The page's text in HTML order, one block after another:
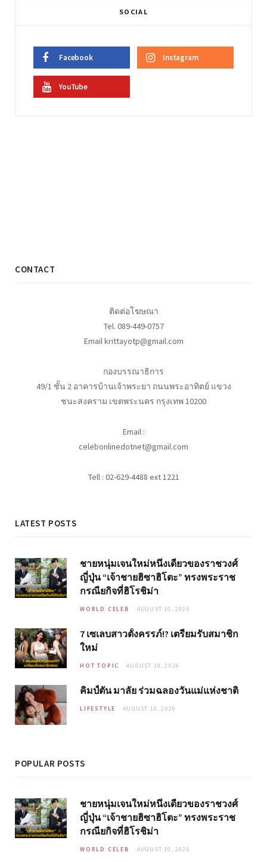
SOCIAL
Facebook Instagram
YouTube
CONTACT
ติดต่อโฆษณา
Tel. 089-449-0757
Email krittayotp@gmail.com
กองบรรณาธิการ
49/1 ชั้น 2 อาคารบ้านเจ้าพระยา ถนนพระอาทิตย์ แขวง
ชนะสงคราม เขตพระนคร กรุงเทพ 10200
Email :
celebonlinedotnet@gmail.com
Tell : 02-629-4488 ext 1221
LATEST POSTS
ชายหนุ่มเจนใหม่หนึ่งเดียวของราชวงศ์
ญี่ปุ่น “เจ้าชายฮิซาฮิโตะ” ทรงพระราช
กรณียกิจที่ฮิโรชิม่า
WORLD CELEB AUGUST 10, 2026
7 เซเลบสาวตั้งครรภ์!? เตรียมรับสมาชิก
ใหม่
HOT TOPIC AUGUST 10, 2026
คิมป์ตัน มาลัย ร่วมฉลองวันแม่แห่งชาติ
LIFESTYLE AUGUST 10, 2026
POPULAR POSTS
ชายหนุ่มเจนใหม่หนึ่งเดียวของราชวงศ์
ญี่ปุ่น “เจ้าชายฮิซาฮิโตะ” ทรงพระราช
กรณียกิจที่ฮิโรชิม่า
WORLD CELEB AUGUST 10, 2026